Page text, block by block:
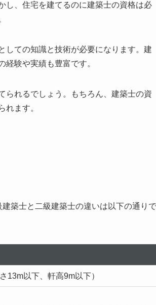
し、住宅を建てるのに建築士の資格は必
しての知識と技術が必要になります。建
験や実績も豊富です。
られるでしょう。もちろん、建築士の資
れます。
築士と二級建築士の違いは以下の通りで
13m以下、軒高9m以下）